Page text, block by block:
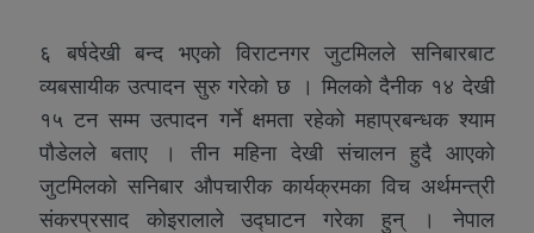
६ बर्षदेखी बन्द भएको विराटनगर जुटमिलले सनिबारबाट
व्यबसायीक उत्पादन सुरु गरेको छ । मिलको दैनीक १४ देखी
१५ टन सम्म उत्पादन गर्ने क्षमता रहेको महाप्रबन्धक श्याम
पौडेलले बताए । तीन महिना देखी संचालन हुदै आएको
जुटमिलको सनिबार औपचारीक कार्यक्रमका विच अर्थमन्त्री
संकरप्रसाद कोइरालाले उद्घाटन गरेका हुन् । नेपाल